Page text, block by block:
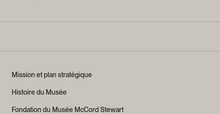
Mission et plan stratégique
Histoire du Musée
Fondation du Musée McCord Stewart